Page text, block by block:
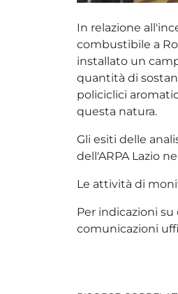
In relazione
combustibile a
installato un
quantità di
policiclici
questa natura.
Gli esiti delle
dell'ARPA Lazio
Le attività di
Per indicazioni
comunicazioni